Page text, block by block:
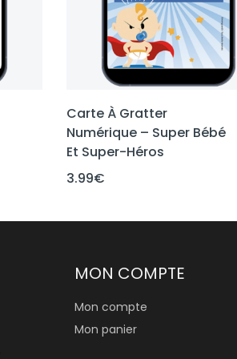
Carte À Gratter
Numérique – Super Bébé
Et Super-Héros
3.99€
MON COMPTE
Mon compte
Mon panier